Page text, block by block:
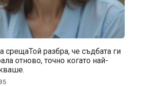
срещаТой разбра, че съдбата ги
отново, точно когато най-